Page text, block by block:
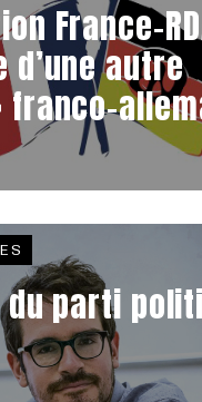
France-
autre
du parti